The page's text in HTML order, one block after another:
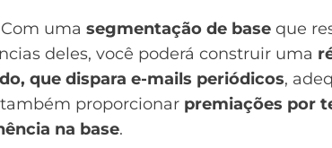
uma segmentação de base que
deles, você poderá construir uma
que dispara e-mails periódicos,
proporcionar premiações por
na base.